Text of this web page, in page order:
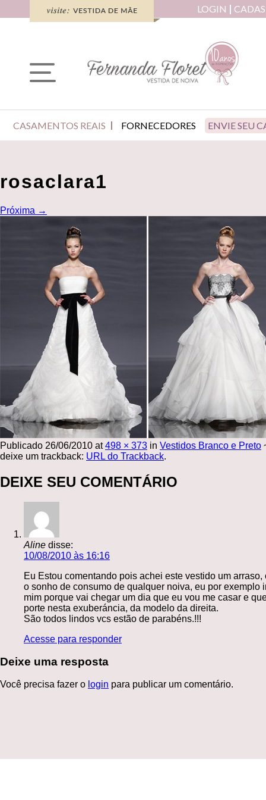
LOGIN
CASAMENTOS REAIS FORNECEDORES ENVIE SEU
rosaclara1
Próxima →
Publicado 26/06/2010 at498 × 373 in Vestidos Branco e Preto
deixe um trackback: URL do Trackback.
DEIXE SEU COMENTÁRIO
Aline disse:
10/08/2010 às 16:16
Eu Estou comentando pois achei este vestido um arraso,
o sonho de consumo de qualquer noiva, eu por exemplo
mim porque vai chegar um dia que eu vou me casar e
porte nesta exuberáncia, da modelo da direita.
São todos lindos vcs estão de parabéns.!!!
Acesse para responder
Deixe uma resposta
Você precisa fazer o login para publicar um comentário.